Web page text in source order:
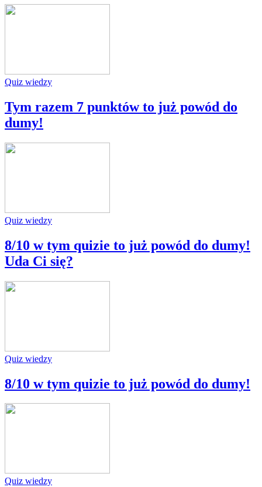
Quiz wiedzy
Tym razem 7 punktów to już powód do
dumy!
Quiz wiedzy
8/10 w tym quizie to już powód do dumy!
Uda Ci się?
Quiz wiedzy
8/10 w tym quizie to już powód do dumy!
Quiz wiedzy